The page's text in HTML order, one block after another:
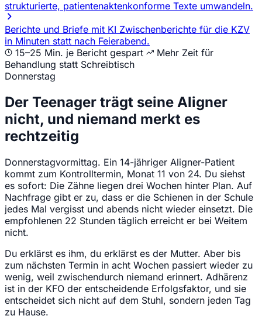
strukturierte, patientenaktenkonforme Texte umwandeln.
Berichte und Briefe mit KI Zwischenberichte für die KZV
in Minuten statt nach Feierabend.
15–25 Min. je Bericht gespart
Mehr Zeit für
Behandlung statt Schreibtisch
Donnerstag
Der Teenager trägt seine Aligner
nicht, und niemand merkt es
rechtzeitig
Donnerstagvormittag. Ein 14-jähriger Aligner-Patient
kommt zum Kontrolltermin, Monat 11 von 24. Du siehst
es sofort: Die Zähne liegen drei Wochen hinter Plan. Auf
Nachfrage gibt er zu, dass er die Schienen in der Schule
jedes Mal vergisst und abends nicht wieder einsetzt. Die
empfohlenen 22 Stunden täglich erreicht er bei Weitem
nicht.
Du erklärst es ihm, du erklärst es der Mutter. Aber bis
zum nächsten Termin in acht Wochen passiert wieder zu
wenig, weil zwischendurch niemand erinnert. Adhärenz
ist in der KFO der entscheidende Erfolgsfaktor, und sie
entscheidet sich nicht auf dem Stuhl, sondern jeden Tag
zu Hause.